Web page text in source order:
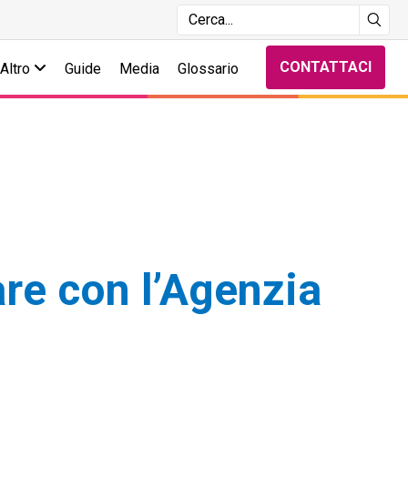
Altro Guide Media Glossario CONTATTACI
con l’Agenzia